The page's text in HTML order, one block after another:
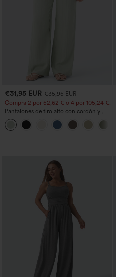
€31,95 EUR €35,95 EUR
Compra 2 por 52,62 € o 4 por 105,24 €.
Pantalones de tiro alto con cordón y
bolsillos, pernera ancha, holgados y de
estilo casual con tacto de lino.